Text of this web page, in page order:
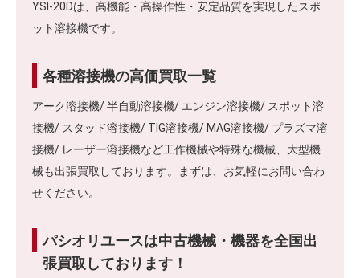
YSI-20Dは、高機能・高操作性・安定品質を実現したスポ
ット溶接機です。
各種溶接機の高価買取一覧
アーク溶接機/ 半自動溶接機/ エンジン溶接機/ スポット溶
接機/ スタッド溶接機/ TIG溶接機/ MAG溶接機/ プラズマ溶
接機/ レーザー溶接機など工作機械や特殊な機械、大型機
械も出張買取しております。まずは、お気軽にお問い合わ
せください。
パシオリユースは中古機械・機器を全国出
張買取しております！